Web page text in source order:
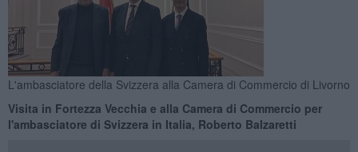
L'ambasciatore della Svizzera alla Camera di Commercio di Livorno
Visita in Fortezza Vecchia e alla Camera di Commercio per
l'ambasciatore di Svizzera in Italia, Roberto Balzaretti